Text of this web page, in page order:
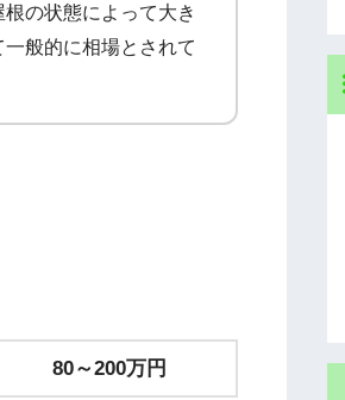
の状態によって大き
般的に相場とされて
80～200万円